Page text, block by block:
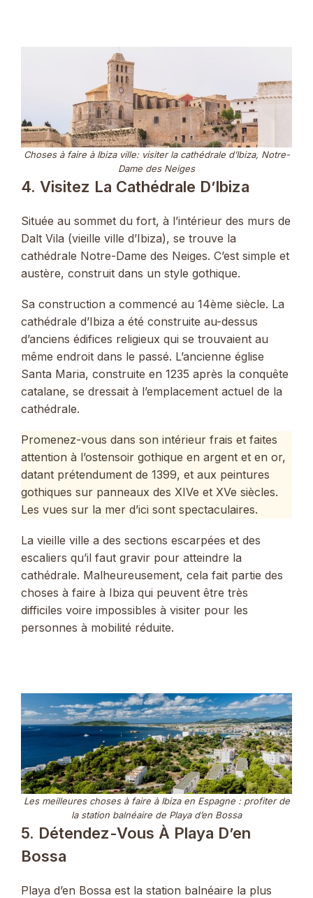
Choses à faire à Ibiza ville: visiter la cathédrale d’Ibiza, Notre-
Dame des Neiges
4. Visitez La Cathédrale D’Ibiza
Située au sommet du fort, à l’intérieur des murs de
Dalt Vila (vieille ville d’Ibiza), se trouve la
cathédrale Notre-Dame des Neiges. C’est simple et
austère, construit dans un style gothique.
Sa construction a commencé au 14ème siècle. La
cathédrale d’Ibiza a été construite au-dessus
d’anciens édifices religieux qui se trouvaient au
même endroit dans le passé. L’ancienne église
Santa Maria, construite en 1235 après la conquête
catalane, se dressait à l’emplacement actuel de la
cathédrale.
Promenez-vous dans son intérieur frais et faites
attention à l’ostensoir gothique en argent et en or,
datant prétendument de 1399, et aux peintures
gothiques sur panneaux des XIVe et XVe siècles.
Les vues sur la mer d’ici sont spectaculaires.
La vieille ville a des sections escarpées et des
escaliers qu’il faut gravir pour atteindre la
cathédrale. Malheureusement, cela fait partie des
choses à faire à Ibiza qui peuvent être très
difficiles voire impossibles à visiter pour les
personnes à mobilité réduite.
Les meilleures choses à faire à Ibiza en Espagne : profiter de
la station balnéaire de Playa d’en Bossa
5. Détendez-Vous À Playa D’en
Bossa
Playa d’en Bossa est la station balnéaire la plus